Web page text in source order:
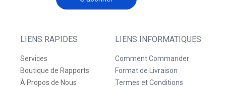
LIENS RAPIDES
Services
Boutique de Rapports
À Propos de Nous
LIENS INFORMATIQUES
Comment Commander
Format de Livraison
Termes et Conditions